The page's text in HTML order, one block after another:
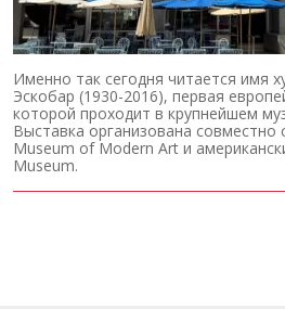
Именно так сегодня читается имя
Эскобар (1930-2016), первая
которой проходит в крупнейшем
Выставка организована совместно
Museum of Modern Art и
Museum.